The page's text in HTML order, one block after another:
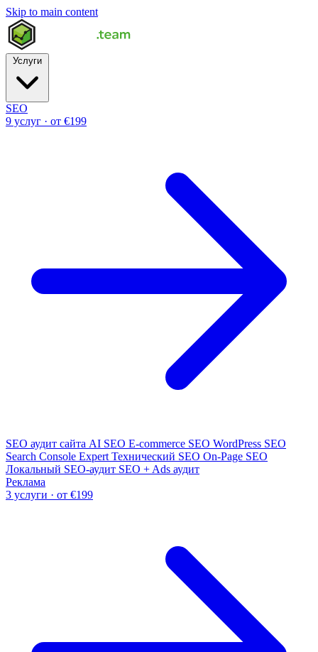
Skip to main content
SEO
9 услуг · от €199
SEO аудит сайта AI SEO E-commerce SEO WordPress SEO
Search Console Expert Технический SEO On-Page SEO
Локальный SEO-аудит SEO + Ads аудит
Реклама
3 услуги · от €199